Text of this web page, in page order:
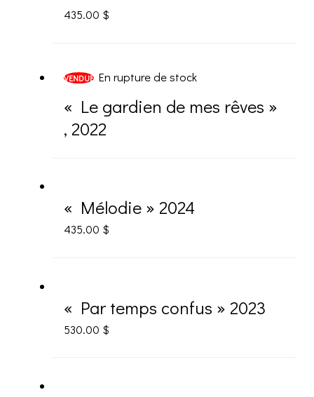
435.00 $
VENDUE En rupture de stock
« Le gardien de mes rêves »
, 2022
« Mélodie » 2024
435.00 $
« Par temps confus » 2023
530.00 $